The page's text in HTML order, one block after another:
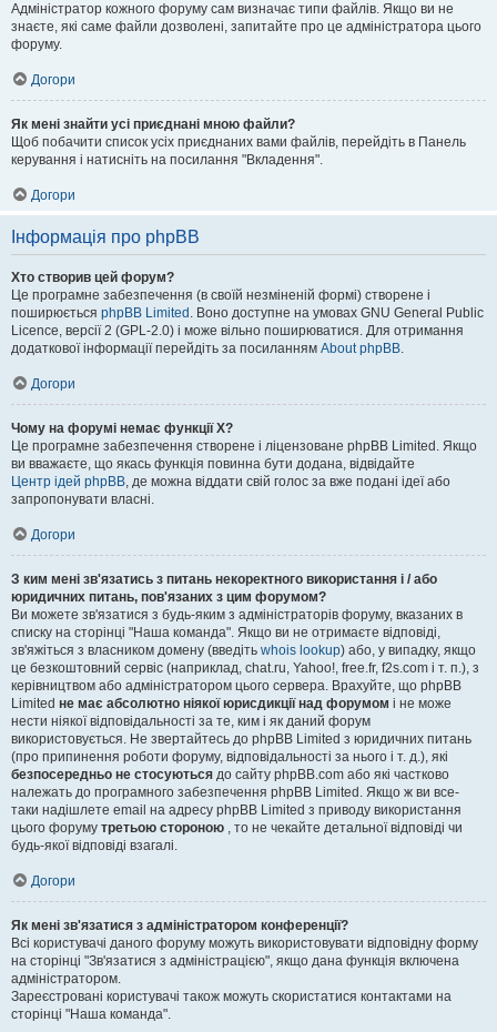
Адміністратор кожного форуму сам визначає типи файлів. Якщо ви не
знаєте, які саме файли дозволені, запитайте про це адміністратора цього
форуму.
Догори
Як мені знайти усі приєднані мною файли?
Щоб побачити список усіх приєднаних вами файлів, перейдіть в Панель
керування і натисніть на посилання "Вкладення".
Догори
Інформація про phpBB
Хто створив цей форум?
Це програмне забезпечення (в своїй незміненій формі) створене і
поширюється phpBB Limited . Воно доступне на умовах GNU General Public
Licence, версії 2 (GPL-2.0) і може вільно поширюватися. Для отримання
додаткової інформації перейдіть за посиланням About phpBB.
Догори
Чому на форумі немає функції X?
Це програмне забезпечення створене і ліцензоване phpBB Limited. Якщо
ви вважаєте, що якась функція повинна бути додана, відвідайте
Центр ідей phpBB, де можна віддати свій голос за вже подані ідеї або
запропонувати власні.
Догори
З ким мені зв'язатись з питань некоректного використання і / або
юридичних питань, пов'язаних з цим форумом?
Ви можете зв'язатися з будь-яким з адміністраторів форуму, вказаних в
списку на сторінці "Наша команда". Якщо ви не отримаєте відповіді,
зв'яжіться з власником домену (введіть whois lookup) або, у випадку, якщо
це безкоштовний сервіс (наприклад, chat.ru, Yahoo!, free.fr, f2s.com і т. п.), з
керівництвом або адміністратором цього сервера. Врахуйте, що phpBB
Limited не має абсолютно ніякої юрисдикції над форумом і не може
нести ніякої відповідальності за те, ким і як даний форум
використовується. Не звертайтесь до phpBB Limited з юридичних питань
(про припинення роботи форуму, відповідальності за нього і т. д.), які
безпосередньо не стосуються до сайту phpBB.com або які частково
належать до програмного забезпечення phpBB Limited. Якщо ж ви все-
таки надішлете email на адресу phpBB Limited з приводу використання
цього форуму третьою стороною , то не чекайте детальної відповіді чи
будь-якої відповіді взагалі.
Догори
Як мені зв'язатися з адміністратором конференції?
Всі користувачі даного форуму можуть використовувати відповідну форму
на сторінці "Зв'язатися з адміністрацією", якщо дана функція включена
адміністратором.
Зареєстровані користувачі також можуть скористатися контактами на
сторінці "Наша команда".